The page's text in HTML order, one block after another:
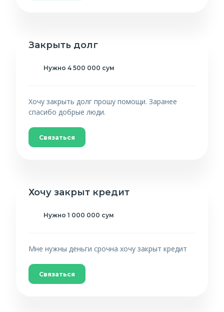
Закрыть долг
Нужно 4 500 000 сум
Хочу закрыть долг прошу помощи. Заранее
спасибо добрые люди.
Связаться
Хочу закрыт кредит
Нужно 1 000 000 сум
Мне нужны деньги срочна хочу закрыт кредит
Связаться